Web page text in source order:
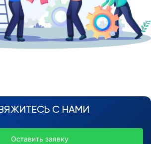
С НАМИ
Оставить заявку